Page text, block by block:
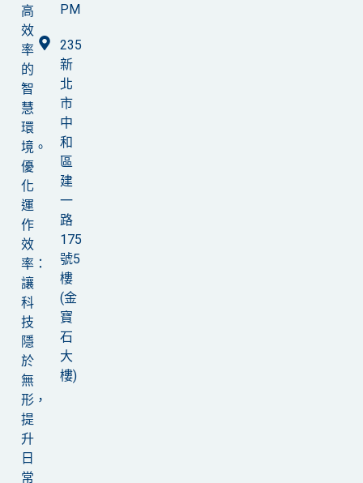
高
效
率
的
智
慧
環
境。
優
化
運
作
效
率：
讓
科
技
隱
於
無
形，
提
升
日
常
PM
235
新
北
市
中
和
區
建
一
路
175
號5
樓
(金
寶
石
大
樓)